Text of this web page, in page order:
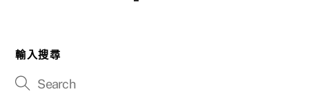
輸入搜尋